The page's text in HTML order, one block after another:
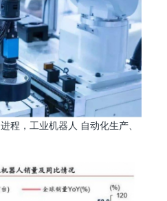
程，工业机器人 自动化生产、